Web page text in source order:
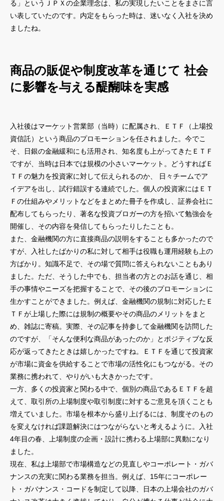
る」というＪＰＸの企業理念は、私の実現したいことをまさに言
い表していたのです。内定をもらった時は、迷いなく入社を決め
ましたね。
商品の販促や制度改革を通じて 社会
に影響を与える醍醐味を実感
入社後はマーケット営業部（当時）に配属され、ＥＴＦ（上場投
資信託）という商品のプロモーションを任されました。今でこ
そ、日銀の金融緩和にも活用され、知名度も上がってきたＥＴＦ
ですが、当時は日本では規模の小さいマーケット。どうすればＥ
ＴＦの魅力を投資家に対して伝えられるのか、 日々チームでア
イデアを出し、試行錯誤する連続でした。個人の投資家にはＥＴ
Ｆの仕組みやメリットなどをまとめた冊子を作成し、証券会社に
配布してもらったり、著名な投資ブロガーの方を招いて勉強会を
開催し、その内容を発信してもらったりしたことも。
また、金融機関の方に直接商品の説明をすることも多かったので
すが、入社したばかりの私に対して相手は役職も運用経験も上の
方ばかり。知識不足で、その場で質問に答えられないこともあり
ました。ただ、そうした中でも、担当者の方とのお話を通じ、相
手の事情やニーズを把握することで、その後のプロモーションに
生かすことができました。例えば、金融機関の規制に対応したＥ
ＴＦが上場した際には規制の概要やその商品のメリットをまと
め、雑誌に寄稿。実際、その記事を持参して金融機関を訪問した
のですが、「そんな便利な商品があったのか」とポジティブな反
応が返ってきたときは嬉しかったですね。ＥＴＦを通じて投資家
が市場に資金を供給することで市場の活性化にもつながる。その
業務に携われて、やりがいも大きかったです。
一方、多くの投資家と関わる中で、個別の商品であるＥＴＦを超
えて、取引所の上場制度や取引制度に対するご意見を頂くことも
増えていました。市場を根本から盛り上げるには、制度そのもの
を変えなければ課題解決にはつながらないと考えるように。入社
4年目の春、上場制度の企画・設計に携わる上場部に異動になり
ました。
現在、私は上場部で市場構造などの見直しやコーポレート・ガバ
ナンスの充実に関わる業務を担当。例えば、15年にコーポレー
ト・ガバナンス・コードを制定して以降、日本の上場会社のガバ